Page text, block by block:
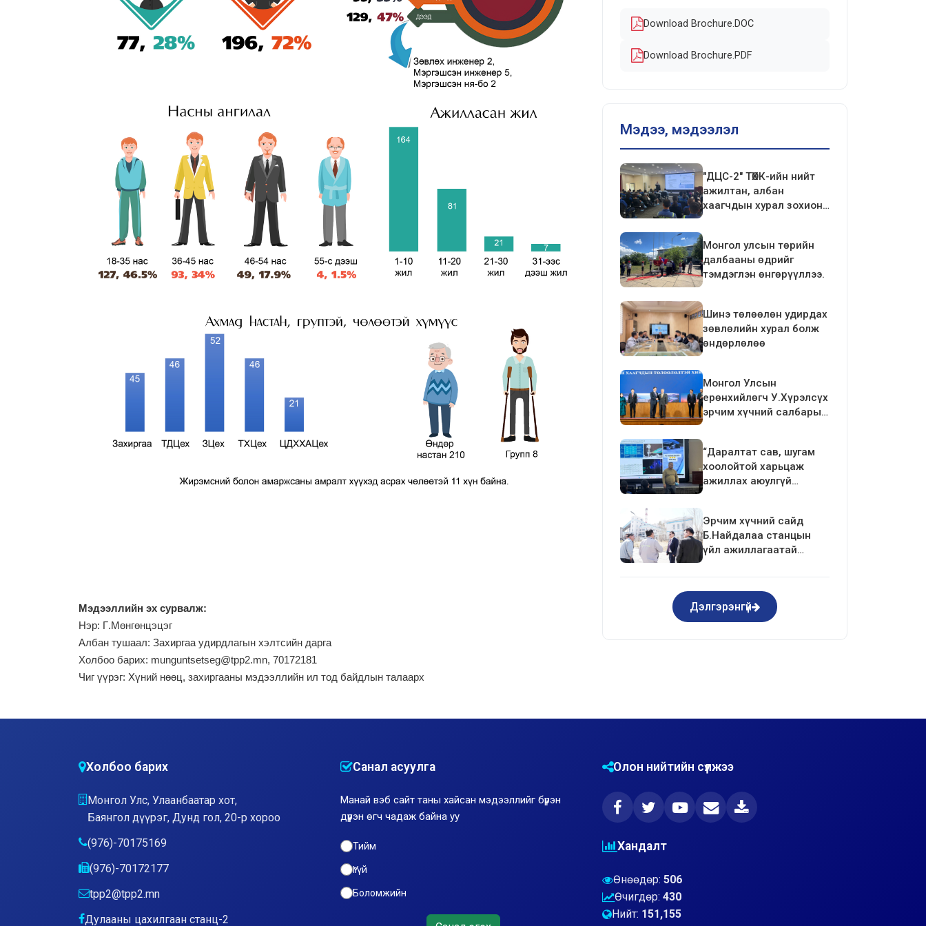
Мэдээллийн эх сурвалж:
Нэр: Г.Мөнгөнцэцэг
Албан тушаал: Захиргаа удирдлагын хэлтсийн дарга
Холбоо барих: munguntsetseg@tpp2.mn, 70172181
Чиг үүрэг: Хүний нөөц, захиргааны мэдээллийн ил тод байдлын талаарх
Download Brochure.DOC
Download Brochure.PDF
Мэдээ, мэдээлэл
"ДЦС-2" ТӨХК-ийн нийт
ажилтан, албан
хаагчдын хурал зохион
Монгол улсын төрийн
далбааны өдрийг
тэмдэглэн өнгөрүүллээ.
Шинэ төлөөлөн удирдах
зөвлөлийн хурал болж
өндөрлөлөө
Монгол Улсын
ерөнхийлөгч У.Хүрэлсүх
эрчим хүчний салбарын
уулзалт хийлээ
“Даралтат сав, шугам
хоолойтой харьцаж
ажиллах аюулгүй
байгуулав.
Эрчим хүчний сайд
Б.Найдалаа станцын
үйл ажиллагаатай
Дэлгэрэнгүй
Холбоо барих
Монгол Улс, Улаанбаатар хот,
Баянгол дүүрэг, Дунд гол, 20-р хороо
(976)-70175169
(976)-70172177
tpp2@tpp2.mn
Дулааны цахилгаан станц-2
Санал асуулга
Манай вэб сайт таны хайсан мэдээллийг бүрэн
дүүрэн өгч чадаж байна уу
Тийм
Үгүй
Боломжийн
Олон нийтийн сүлжээ
Хандалт
Өнөөдөр: 506
Өчигдөр: 430
Нийт: 151,155